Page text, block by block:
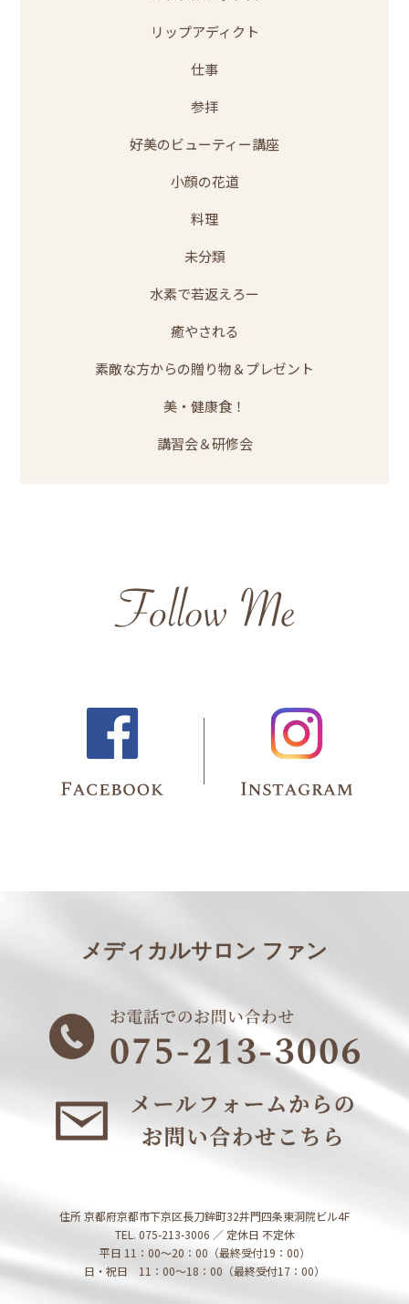
リップアディクト
仕事
参拝
好美のビューティー講座
小顔の花道
料理
未分類
水素で若返えろー
癒やされる
素敵な方からの贈り物＆プレゼント
美・健康食！
講習会＆研修会
メディカルサロン ファン
住所 京都府京都市下京区長刀鉾町32井門四条東洞院ビル4F
TEL. 075-213-3006 ／ 定休日 不定休
平日 11：00～20：00（最終受付19：00）
日・祝日 11：00～18：00（最終受付17：00）